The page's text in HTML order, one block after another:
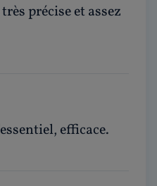
précise et assez
efficace.